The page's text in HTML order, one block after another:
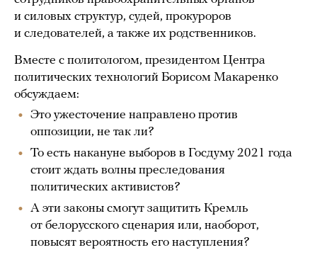
и силовых структур, судей, прокуроров
и следователей, а также их родственников.
Вместе с политологом, президентом Центра
политических технологий Борисом Макаренко
обсуждаем:
Это ужесточение направлено против
оппозиции, не так ли?
То есть накануне выборов в Госдуму 2021 года
стоит ждать волны преследования
политических активистов?
А эти законы смогут защитить Кремль
от белорусского сценария или, наоборот,
повысят вероятность его наступления?